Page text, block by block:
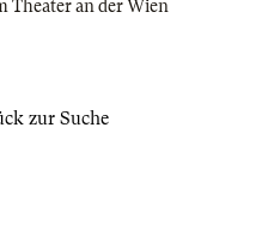
Theater an der Wien
zur Suche